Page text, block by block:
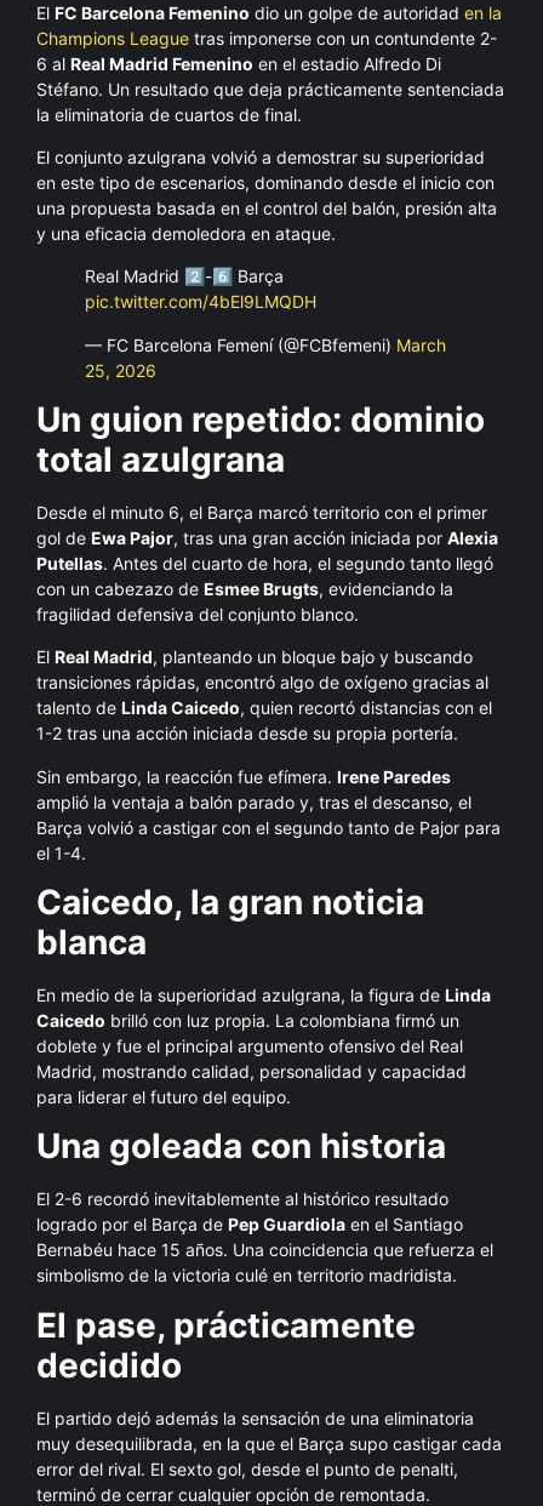
El FC Barcelona Femenino dio un golpe de autoridad en la
Champions League tras imponerse con un contundente 2-
6 al Real Madrid Femenino en el estadio Alfredo Di
Stéfano. Un resultado que deja prácticamente sentenciada
la eliminatoria de cuartos de final.
El conjunto azulgrana volvió a demostrar su superioridad
en este tipo de escenarios, dominando desde el inicio con
una propuesta basada en el control del balón, presión alta
y una eficacia demoledora en ataque.
Real Madrid 2️⃣-6️⃣ Barça
pic.twitter.com/4bEl9LMQDH
— FC Barcelona Femení (@FCBfemeni) March
25, 2026
Un guion repetido: dominio
total azulgrana
Desde el minuto 6, el Barça marcó territorio con el primer
gol de Ewa Pajor, tras una gran acción iniciada por Alexia
Putellas. Antes del cuarto de hora, el segundo tanto llegó
con un cabezazo de Esmee Brugts, evidenciando la
fragilidad defensiva del conjunto blanco.
El Real Madrid, planteando un bloque bajo y buscando
transiciones rápidas, encontró algo de oxígeno gracias al
talento de Linda Caicedo, quien recortó distancias con el
1-2 tras una acción iniciada desde su propia portería.
Sin embargo, la reacción fue efímera. Irene Paredes
amplió la ventaja a balón parado y, tras el descanso, el
Barça volvió a castigar con el segundo tanto de Pajor para
el 1-4.
Caicedo, la gran noticia
blanca
En medio de la superioridad azulgrana, la figura de Linda
Caicedo brilló con luz propia. La colombiana firmó un
doblete y fue el principal argumento ofensivo del Real
Madrid, mostrando calidad, personalidad y capacidad
para liderar el futuro del equipo.
Una goleada con historia
El 2-6 recordó inevitablemente al histórico resultado
logrado por el Barça de Pep Guardiola en el Santiago
Bernabéu hace 15 años. Una coincidencia que refuerza el
simbolismo de la victoria culé en territorio madridista.
El pase, prácticamente
decidido
El partido dejó además la sensación de una eliminatoria
muy desequilibrada, en la que el Barça supo castigar cada
error del rival. El sexto gol, desde el punto de penalti,
terminó de cerrar cualquier opción de remontada.